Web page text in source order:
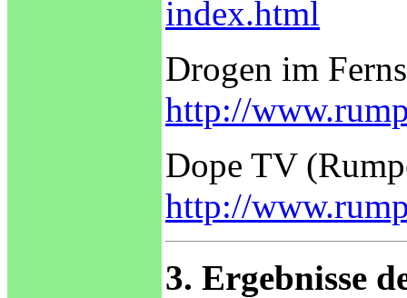
index.html
Drogen im
http://
Dope TV
http://
3. Ergebnisse